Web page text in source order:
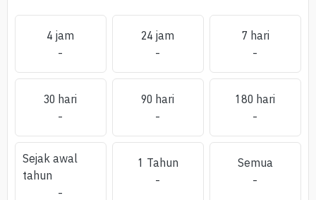
4 jam
-
24 jam
-
7 hari
-
30 hari
-
90 hari
-
180 hari
-
Sejak awal
tahun
-
1 Tahun
-
Semua
-